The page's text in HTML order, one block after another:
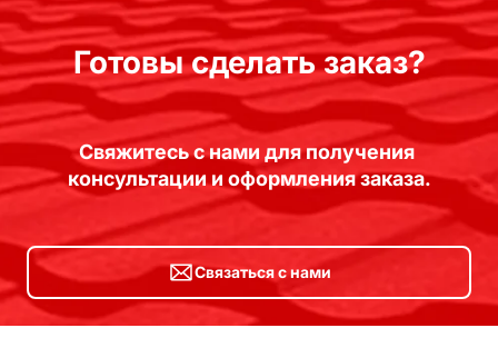
Готовы сделать заказ?
Свяжитесь с нами для получения
консультации и оформления заказа.
Связаться с нами